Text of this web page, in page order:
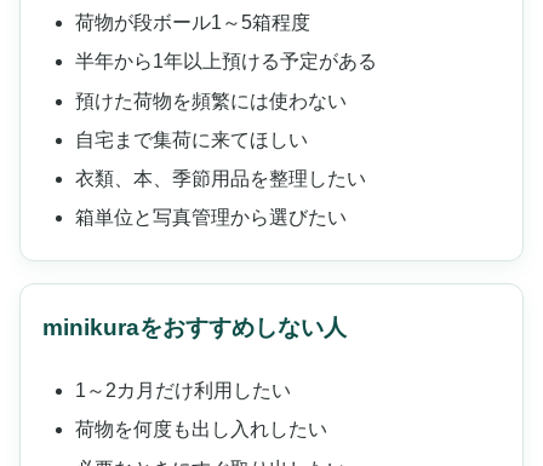
荷物が段ボール1～5箱程度
半年から1年以上預ける予定がある
預けた荷物を頻繁には使わない
自宅まで集荷に来てほしい
衣類、本、季節用品を整理したい
箱単位と写真管理から選びたい
minikuraをおすすめしない人
1～2カ月だけ利用したい
荷物を何度も出し入れしたい